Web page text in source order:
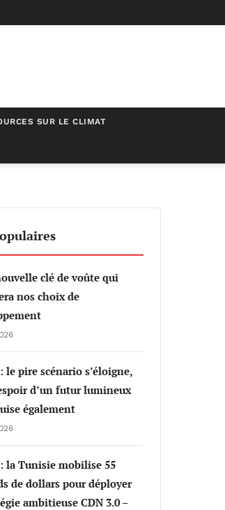
SUR LE CLIMAT
clé de voûte qui
nos choix de
le pire scénario s’éloigne,
d’un futur lumineux
également
la Tunisie mobilise 55
de dollars pour déployer
ambitieuse CDN 3.0 –